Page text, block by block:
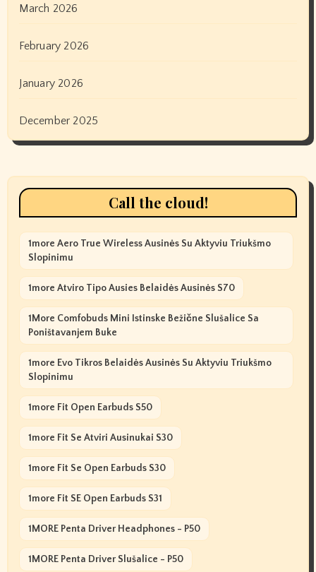
March 2026
February 2026
January 2026
December 2025
Call the cloud!
1more Aero True Wireless Ausinės Su Aktyviu Triukšmo
Slopinimu
1more Atviro Tipo Ausies Belaidės Ausinės S70
1More Comfobuds Mini Istinske Bežične Slušalice Sa
Poništavanjem Buke
1more Evo Tikros Belaidės Ausinės Su Aktyviu Triukšmo
Slopinimu
1more Fit Open Earbuds S50
1more Fit Se Atviri Ausinukai S30
1more Fit Se Open Earbuds S30
1more Fit SE Open Earbuds S31
1MORE Penta Driver Headphones - P50
1MORE Penta Driver Slušalice - P50